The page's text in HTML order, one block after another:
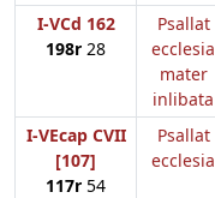
I-VCd 162
198r 28
Psallat
ecclesia
mater
inlibata
I-VEcap CVII
[107]
117r 54
Psallat
ecclesia